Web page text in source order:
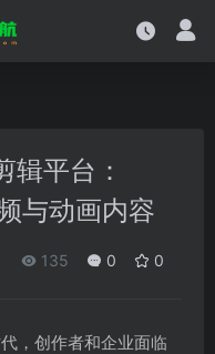
辑平台：
与动画内容
135 0 0
，创作者和企业面临